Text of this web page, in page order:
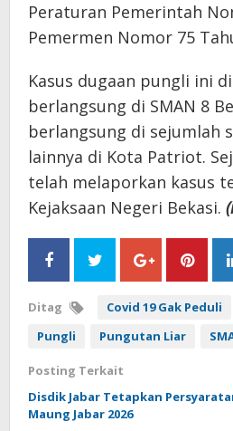
Peraturan Pemerintah
Pemermen Nomor 75
Kasus dugaan pungli ini
berlangsung di SMAN 8
berlangsung di sejumlah
lainnya di Kota Patriot.
telah melaporkan kasus
Kejaksaan Negeri Bekasi.
Ditag Covid 19 Gak Peduli
Pungli
Pungutan Liar
Posting Terkait
Disdik Jabar Tetapkan
Maung Jabar 2026